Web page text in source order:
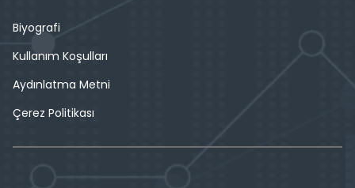
Biyografi
Kullanım Koşulları
Aydınlatma Metni
Çerez Politikası